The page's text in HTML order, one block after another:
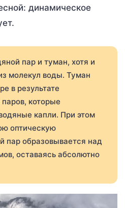
динамическое
пар и туман, хотя и
молекул воды. Туман
в результате
которые
капли. При этом
оптическую
пар образовывается над
оставаясь абсолютно